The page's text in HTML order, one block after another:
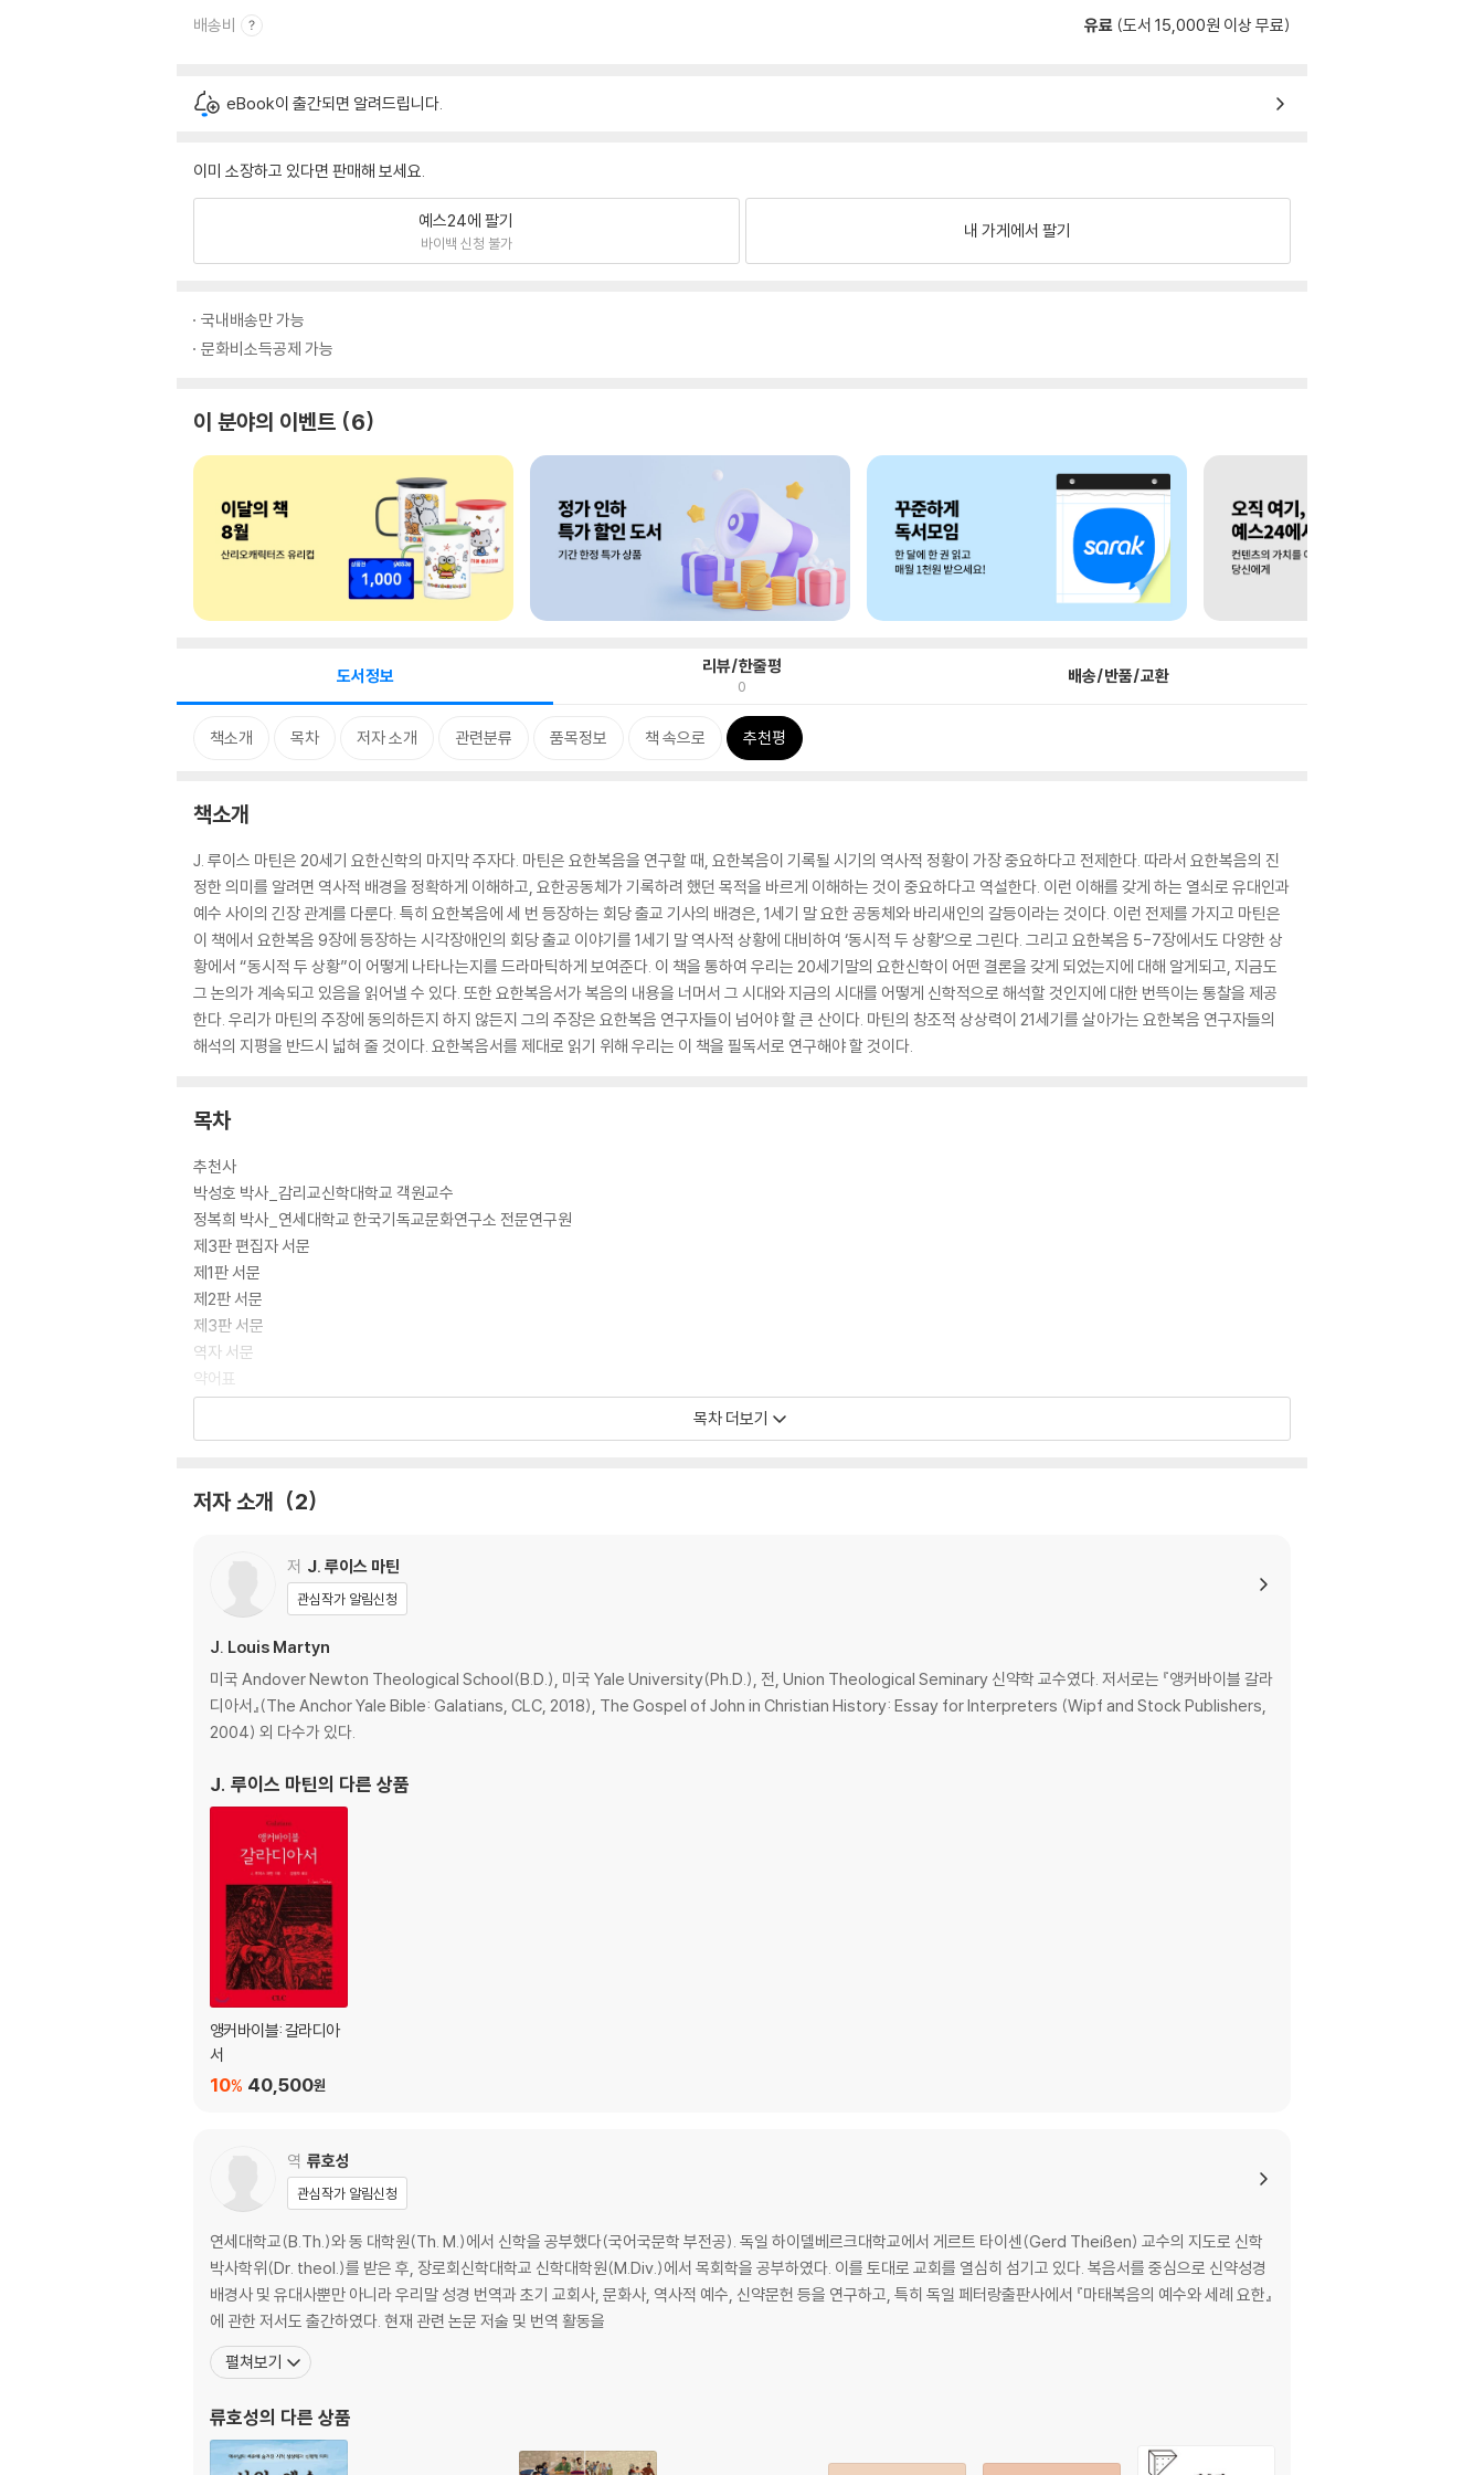
배송비 유료 (도서 15,000원 이상 무료)
eBook이 출간되면 알려드립니다.
이미 소장하고 있다면 판매해 보세요.
예스24에 팔기
바이백 신청 불가
내 가게에서 팔기
국내배송만 가능
문화비소득공제 가능
이 분야의 이벤트 6
도서정보 리뷰/한줄평
0 배송/반품/교환
책소개 목차 저자 소개 관련분류 품목정보 책 속으로 추천평
책소개
J. 루이스 마틴은 20세기 요한신학의 마지막 주자다. 마틴은 요한복음을 연구할 때, 요한복음이 기록될 시기의 역사적 정황이 가장 중요하다고 전제한다. 따라서 요한복음의 진
정한 의미를 알려면 역사적 배경을 정확하게 이해하고, 요한공동체가 기록하려 했던 목적을 바르게 이해하는 것이 중요하다고 역설한다. 이런 이해를 갖게 하는 열쇠로 유대인과
예수 사이의 긴장 관계를 다룬다. 특히 요한복음에 세 번 등장하는 회당 출교 기사의 배경은, 1세기 말 요한 공동체와 바리새인의 갈등이라는 것이다. 이런 전제를 가지고 마틴은
이 책에서 요한복음 9장에 등장하는 시각장애인의 회당 출교 이야기를 1세기 말 역사적 상황에 대비하여 ‘동시적 두 상황’으로 그린다. 그리고 요한복음 5-7장에서도 다양한 상
황에서 “동시적 두 상황”이 어떻게 나타나는지를 드라마틱하게 보여준다. 이 책을 통하여 우리는 20세기말의 요한신학이 어떤 결론을 갖게 되었는지에 대해 알게되고, 지금도
그 논의가 계속되고 있음을 읽어낼 수 있다. 또한 요한복음서가 복음의 내용을 너머서 그 시대와 지금의 시대를 어떻게 신학적으로 해석할 것인지에 대한 번뜩이는 통찰을 제공
한다. 우리가 마틴의 주장에 동의하든지 하지 않든지 그의 주장은 요한복음 연구자들이 넘어야 할 큰 산이다. 마틴의 창조적 상상력이 21세기를 살아가는 요한복음 연구자들의
해석의 지평을 반드시 넓혀 줄 것이다. 요한복음서를 제대로 읽기 위해 우리는 이 책을 필독서로 연구해야 할 것이다.
목차
추천사
박성호 박사_감리교신학대학교 객원교수
정복희 박사_연세대학교 한국기독교문화연구소 전문연구원
제3판 편집자 서문
제1판 서문
제2판 서문
제3판 서문
역자 서문
약어표
특별 기고 1 요한복음 이해에 대한 J. 루이스 마틴의 기여(무디 스미스 박사)
제1부 회당과 교회의 드라마: 분리의 벽을 세우다
제2장 맹인이 회당에서 쫓겨나자 교회로 들어간다
제2부 분리의 벽이 세워진 이후: 드라마는 계속되다
제3장 비공개적인 유대 기독교인들은 정체성을 밝혀야 한다
제4장 그는 산헤드린에 체포되어 재판받는다
제5장 그러나 대화는 계속된다
제6장 모세와 같은 선지자-메시아에 대해 기다림
제7장 인자 앞에서
부록 요한 공동체의 역사 개관 -그 기원과 생애-
주제 색인
목차 더보기
저자 소개 2
저 J. 루이스 마틴
관심작가 알림신청
J. Louis Martyn
미국 Andover Newton Theological School(B.D.), 미국 Yale University(Ph.D.), 전, Union Theological Seminary 신약학 교수였다. 저서로는 『앵커바이블 갈라
디아서』(The Anchor Yale Bible: Galatians, CLC, 2018), The Gospel of John in Christian History: Essay for Interpreters (Wipf and Stock Publishers,
2004) 외 다수가 있다.
J. 루이스 마틴의 다른 상품
앵커바이블: 갈라디아
서
40,500원
10%
역 류호성
관심작가 알림신청
연세대학교(B.Th.)와 동 대학원(Th. M.)에서 신학을 공부했다(국어국문학 부전공). 독일 하이델베르크대학교에서 게르트 타이센(Gerd Theißen) 교수의 지도로 신학
박사학위(Dr. theol.)를 받은 후, 장로회신학대학교 신학대학원(M.Div.)에서 목회학을 공부하였다. 이를 토대로 교회를 열심히 섬기고 있다. 복음서를 중심으로 신약성경
배경사 및 유대사뿐만 아니라 우리말 성경 번역과 초기 교회사, 문화사, 역사적 예수, 신약문헌 등을 연구하고, 특히 독일 페터랑출판사에서 『마태복음의 예수와 세례 요한』
에 관한 저서도 출간하였다. 현재 관련 논문 저술 및 번역 활동을
펼쳐보기
류호성의 다른 상품